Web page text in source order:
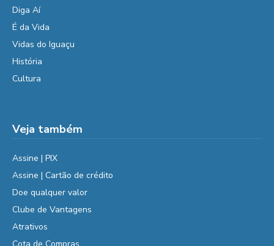
Diga Aí
É da Vida
Vidas do Iguaçu
História
Cultura
Veja também
Assine | PIX
Assine | Cartão de crédito
Doe qualquer valor
Clube de Vantagens
Atrativos